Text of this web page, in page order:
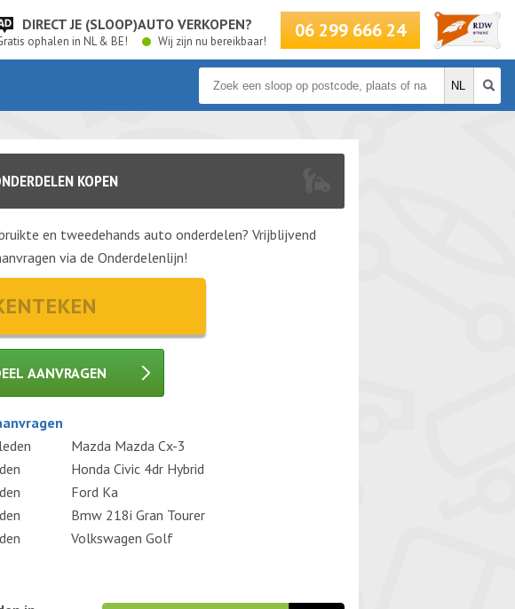
DIRECT JE (SLOOP)AUTO VERKOPEN?
ophalen in NL & BE! Wij zijn nu bereikbaar! 06 299 666 24
KOPEN
en tweedehands auto onderdelen? Vrijblijvend
via de Onderdelenlijn!
AANVRAGEN
veld leeg te laten.
Mazda Mazda Cx-3
Honda Civic 4dr Hybrid
Ford Ka
Bmw 218i Gran Tourer
Volkswagen Golf